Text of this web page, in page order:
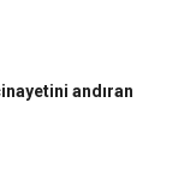
andıran